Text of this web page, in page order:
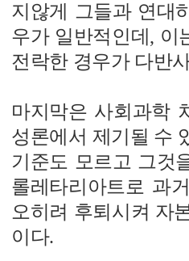
지않게 그들과 연대
우가 일반적인데, 이
전락한 경우가 다반
마지막은 사회과학
성론에서 제기될 수
기준도 모르고 그것
롤레타리아트로 과
오히려 후퇴시켜 자
이다.